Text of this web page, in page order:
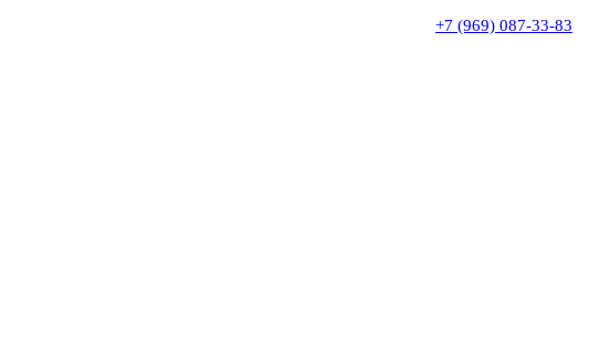
+7 (969) 087-33-83